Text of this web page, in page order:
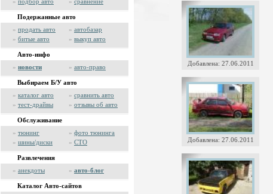
Подержанные авто
» продать авто » автобазар
» битые авто » выкуп авто
Авто-инфо
» новости » авто-право
Выбираем Б/У авто
» каталог авто » сравнить авто
» тест-драйвы » отзывы об авто
Обслуживание
» тюнинг » фото тюнинга
» шины/диски » СТО
Развлечения
» анекдоты » авто-блог
Каталог Авто-сайтов
Добавлена: 27.06.2011
Добавлена: 27.06.2011